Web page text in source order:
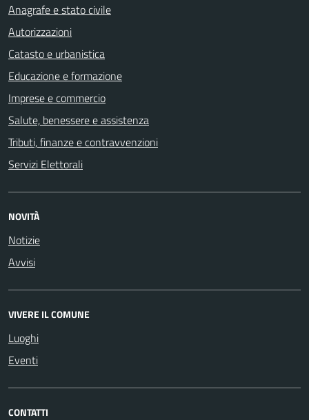
Anagrafe e stato civile
Autorizzazioni
Catasto e urbanistica
Educazione e formazione
Imprese e commercio
Salute, benessere e assistenza
Tributi, finanze e contravvenzioni
Servizi Elettorali
NOVITÀ
Notizie
Avvisi
VIVERE IL COMUNE
Luoghi
Eventi
CONTATTI